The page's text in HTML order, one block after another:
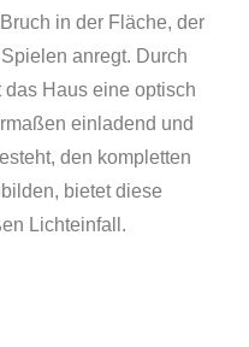
in der Fläche, der
anregt. Durch
Haus eine optisch
einladend und
den kompletten
bietet diese
Lichteinfall.